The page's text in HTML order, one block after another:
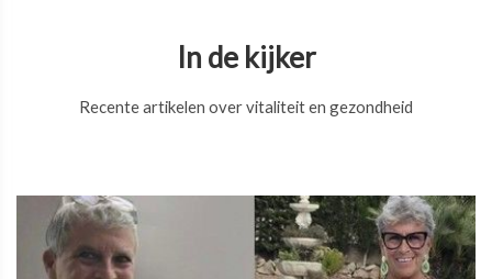
In de kijker
Recente artikelen over vitaliteit en gezondheid